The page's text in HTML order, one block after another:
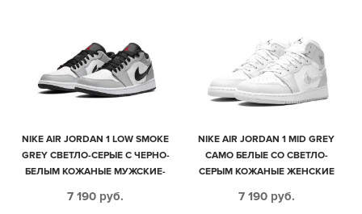
NIKE AIR JORDAN 1 LOW SMOKE
GREY СВЕТЛО-СЕРЫЕ С ЧЕРНО-
БЕЛЫМ КОЖАНЫЕ МУЖСКИЕ-
7 190 руб.
NIKE AIR JORDAN 1 MID GREY
CAMO БЕЛЫЕ СО СВЕТЛО-
СЕРЫМ КОЖАНЫЕ ЖЕНСКИЕ
7 190 руб.